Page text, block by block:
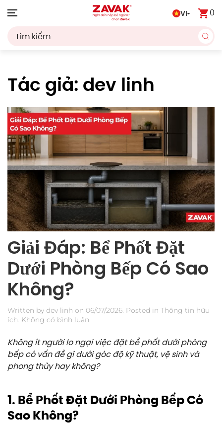
VI 0
Tác giả: dev linh
Giải Đáp: Bể Phốt Đặt
Dưới Phòng Bếp Có Sao
Không?
Written by dev linh on 06/07/2026. Posted in Thông tin hữu
ích. Không có bình luận
Đáp:
Bể
Phốt
Đặt
Bếp
Có
Không ít người lo ngại việc đặt bể phốt dưới phòng
bếp có vấn đề gì dưới góc độ kỹ thuật, vệ sinh và
phong thủy hay không?
1. Bể Phốt Đặt Dưới Phòng Bếp Có
Sao Không?